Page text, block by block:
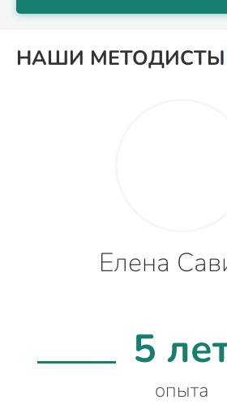
НАШИ МЕТОДИСТЫ
Елена
5
опыта